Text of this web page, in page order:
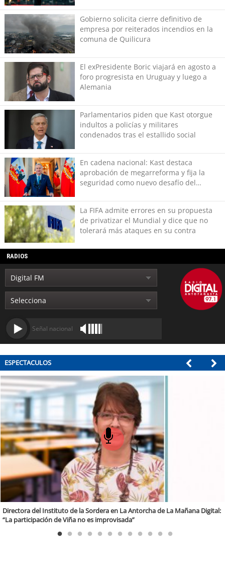
Gobierno solicita cierre definitivo de
empresa por reiterados incendios en la
comuna de Quilicura
El exPresidente Boric viajará en agosto a
foro progresista en Uruguay y luego a
Alemania
Parlamentarios piden que Kast otorgue
indultos a policías y militares
condenados tras el estallido social
En cadena nacional: Kast destaca
aprobación de megarreforma y fija la
seguridad como nuevo desafío del
La FIFA admite errores en su propuesta
de privatizar el Mundial y dice que no
tolerará más ataques en su contra
RADIOS
Señal nacional
ESPECTACULOS
de La Mañana Digital:
A los 4 vientos en La Antorcha de La
vino de exportación”